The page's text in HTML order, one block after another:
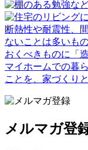
断熱性や耐震性、
ないことは多いも
おくべきものに「
マイホームでの暮
ことを、家づくり
メルマガ登